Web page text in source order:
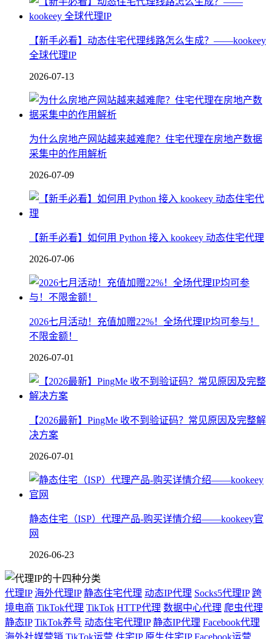
【新手必看】动态住宅代理线路怎么生成？——kookeey
全球代理IP
2026-07-13
为什么房地产网站越来越难爬？住宅代理在房地产数据
采集中的作用解析
2026-07-09
【新手必看】如何用 Python 接入 kookeey 动态住宅代理
2026-07-06
2026七月活动！充值加赠22%！全场代理IP均可参与！
不限金额！
2026-07-01
【2026最新】PingMe 收不到验证码？常见原因及完整解
决方案
2026-07-01
静态住宅（ISP）代理产品-购买详情介绍——kookeey官
网
2026-06-23
代理IP 海外代理IP 静态住宅代理 动态IP代理 Socks5代理IP 跨
境电商 TikTok代理 TikTok HTTP代理 数据中心代理 爬虫代理
静态IP TikTok养号 动态住宅代理IP 静态IP代理 Facebook代理